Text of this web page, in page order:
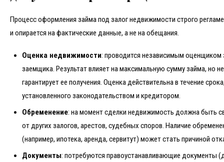
Процесс оформления займа под залог недвижимости строго
и опирается на фактические данные, а не на обещания.
Оценка недвижимости: проводится независимым оценщиком
заемщика. Результат влияет на максимальную сумму займа, но не
гарантирует ее получения. Оценка действительна в течение
установленного законодательством и кредитором.
Обременение: на момент сделки недвижимость должна быть
от других залогов, арестов, судебных споров. Наличие
(например, ипотека, аренда, сервитут) может стать причиной
Документы: потребуются правоустанавливающие документы